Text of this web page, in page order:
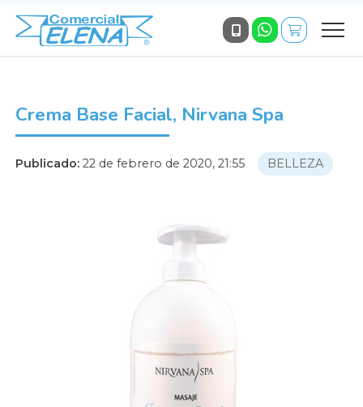
Crema Base Facial, Nirvana Spa
Publicado: 22 de febrero de 2020, 21:55 BELLEZA